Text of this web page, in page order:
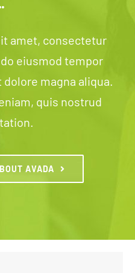
amet, consectetur
eiusmod tempor
magna aliqua.
quis nostrud
AVADA